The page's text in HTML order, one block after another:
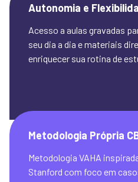
Autonomia e
Acesso a aulas gravadas
seu dia a dia e materiais
enriquecer sua rotina de
Metodologia Própria
Metodologia VAHA
Stanford com foco em